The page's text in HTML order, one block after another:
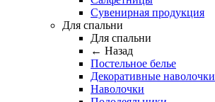
Сувенирная продукция
Для спальни
Для спальни
← Назад
Постельное белье
Декоративные наволочки
Наволочки